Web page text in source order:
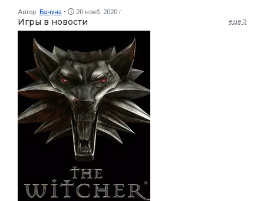
Автор: Бачуна 20 нояб. 2020 г.
Игры в новости еще 3